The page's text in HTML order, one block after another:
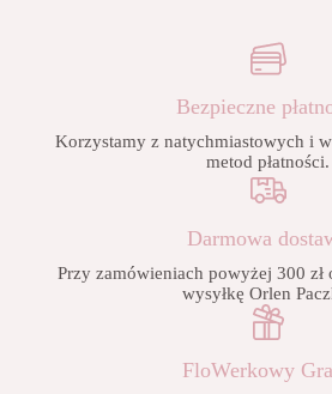
Bezpieczne
Korzystamy z natychmiastowych i
metod płatności.
Darmowa
Przy zamówieniach powyżej 300
wysyłkę Orlen
FloWerkowy